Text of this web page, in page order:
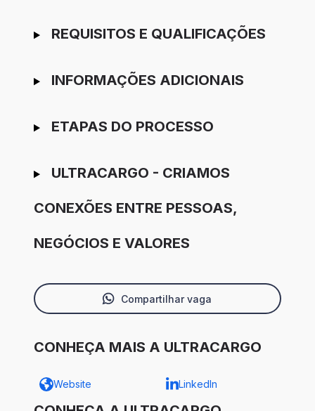
REQUISITOS E QUALIFICAÇÕES
INFORMAÇÕES ADICIONAIS
ETAPAS DO PROCESSO
ULTRACARGO - CRIAMOS
CONEXÕES ENTRE PESSOAS,
NEGÓCIOS E VALORES
Compartilhar vaga
CONHEÇA MAIS A ULTRACARGO
Website LinkedIn